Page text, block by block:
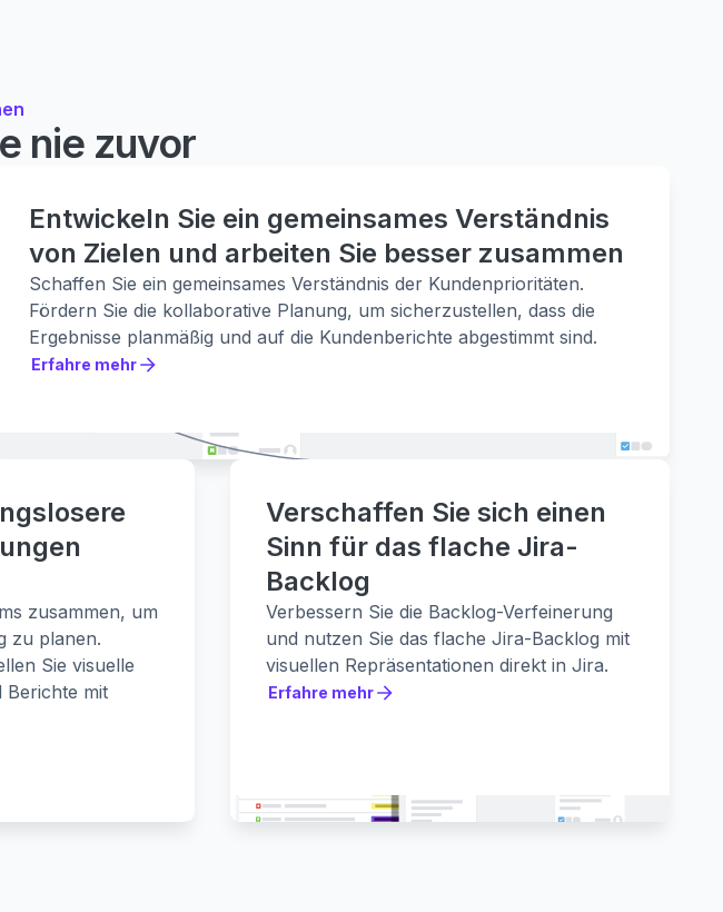
nie zuvor
Entwickeln Sie ein gemeinsames Verständnis
von Zielen und arbeiten Sie besser zusammen
Schaffen Sie ein gemeinsames Verständnis der Kundenprioritäten.
Fördern Sie die kollaborative Planung, um sicherzustellen, dass die
Ergebnisse planmäßig und auf die Kundenberichte abgestimmt sind.
Erfahre mehr
zusammen, um
zu planen.
Sie visuelle
Berichte mit
Verschaffen Sie sich einen
Sinn für das flache Jira-
Backlog
Verbessern Sie die Backlog-Verfeinerung
und nutzen Sie das flache Jira-Backlog mit
visuellen Repräsentationen direkt in Jira.
Erfahre mehr